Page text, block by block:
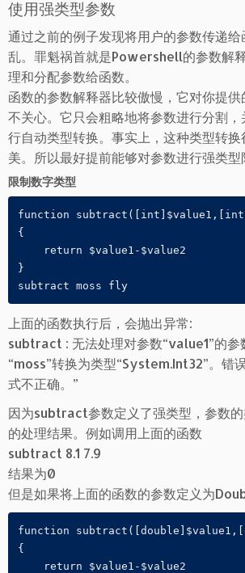
使用强类型参数
通过之前的例子发现将用户的参数传递
乱。罪魁祸首就是Powershell的参数解
理和分配参数给函数。
函数的参数解释器比较傲慢，它对你提
不关心。它只会粗略地将参数进行分割
行自动类型转换。事实上，这种类型转
美。所以最好提前能够对参数进行强类型
限制数字类型
function
{
    return $value1-$value2
}
subtract moss fly
上面的函数执行后，会抛出异常:
subtract : 无法处理对参数“value1”的参
“moss”转换为类型“System.Int32”。错
式不正确。”
因为subtract参数定义了强类型，参数
的处理结果。例如调用上面的函数
subtract 8.1 7.9
结果为0
但是如果将上面的函数的参数定义为
function
{
    return $value1-$value2